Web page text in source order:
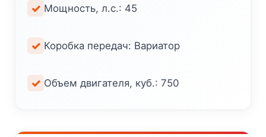
Мощность, л.с.: 45
Коробка передач: Вариатор
Объем двигателя, куб.: 750